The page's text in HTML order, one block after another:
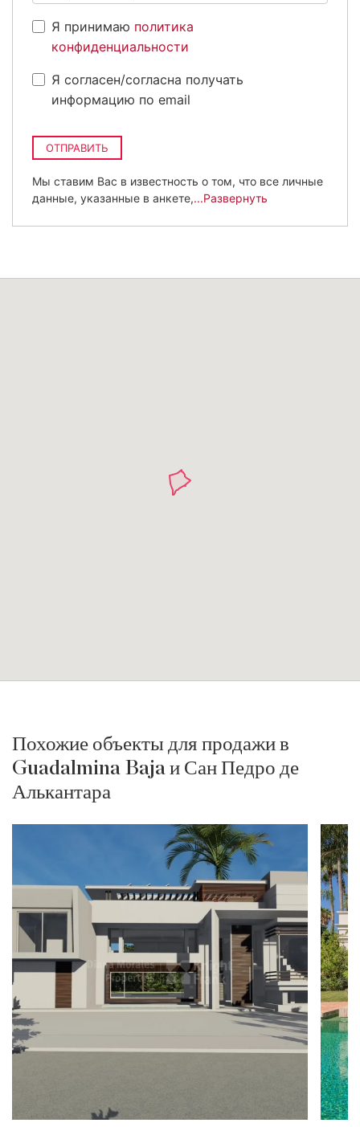
Я принимаю политика
конфиденциальности
Я согласен/согласна получать
информацию по email
ОТПРАВИТЬ
Мы ставим Вас в известность о том, что все личные
данные, указанные в анкете,...Развернуть
Похожие объекты для продажи в
Guadalmina Baja и Сан Педро де
Алькантара